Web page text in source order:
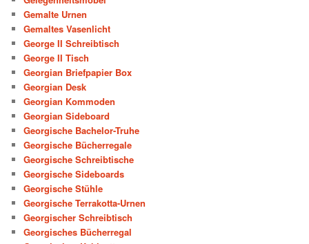
Gemalte Urnen
Gemaltes Vasenlicht
George II Schreibtisch
George II Tisch
Georgian Briefpapier Box
Georgian Desk
Georgian Kommoden
Georgian Sideboard
Georgische Bachelor-Truhe
Georgische Bücherregale
Georgische Schreibtische
Georgische Sideboards
Georgische Stühle
Georgische Terrakotta-Urnen
Georgischer Schreibtisch
Georgisches Bücherregal